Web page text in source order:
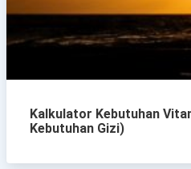
Kalkulator Kebutuhan
Kebutuhan Gizi)